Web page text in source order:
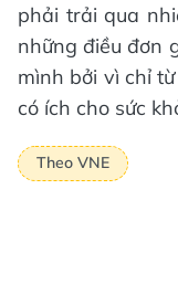
phải trải qua
những điều đơn
mình bởi vì chỉ
có ích cho sức
Theo VNE